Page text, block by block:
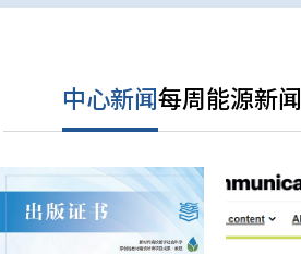
中心新闻每周能源新闻